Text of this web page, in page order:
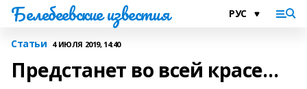
Белебеевские известия
Статьи 4 ИЮЛЯ 2019, 14:40
Предстанет во всей красе…